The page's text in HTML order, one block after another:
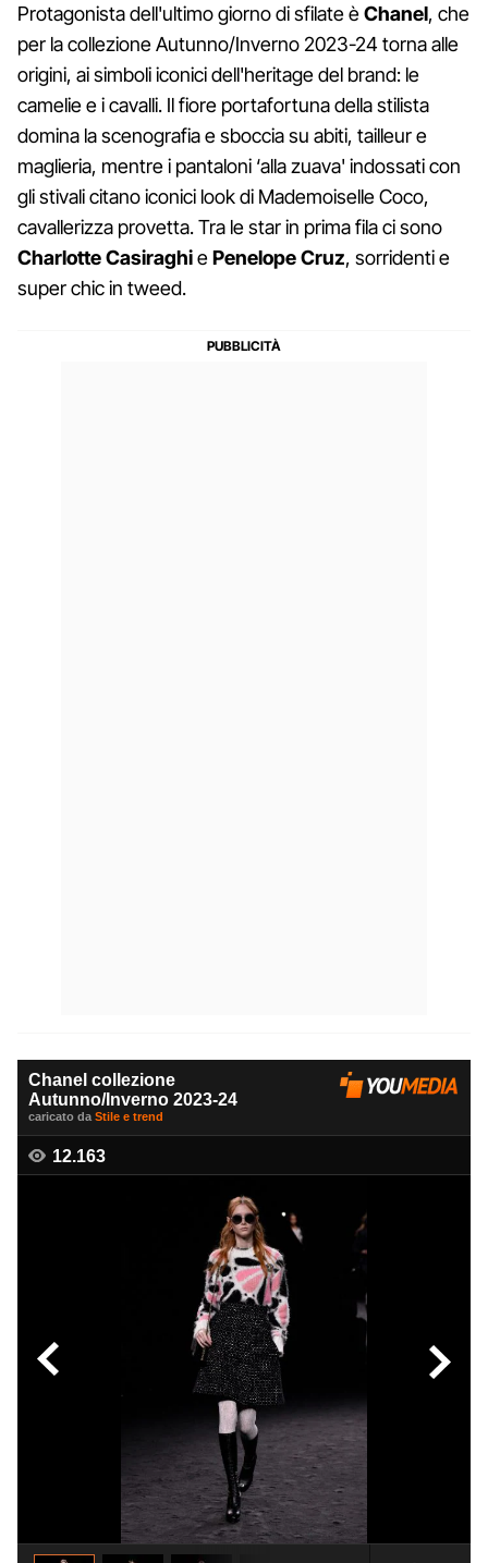
Protagonista dell'ultimo giorno di sfilate èChanel, che
per la collezione Autunno/Inverno 2023-24 torna alle
origini, ai simboli iconici dell'heritage del brand: le
camelie e i cavalli. Il fiore portafortuna della stilista
domina la scenografia e sboccia su abiti, tailleur e
maglieria, mentre i pantaloni ‘alla zuava' indossati con
gli stivali citano iconici look di Mademoiselle Coco,
cavallerizza provetta. Tra le star in prima fila ci sono
Charlotte CasiraghiePenelope Cruz, sorridenti e
super chic in tweed.